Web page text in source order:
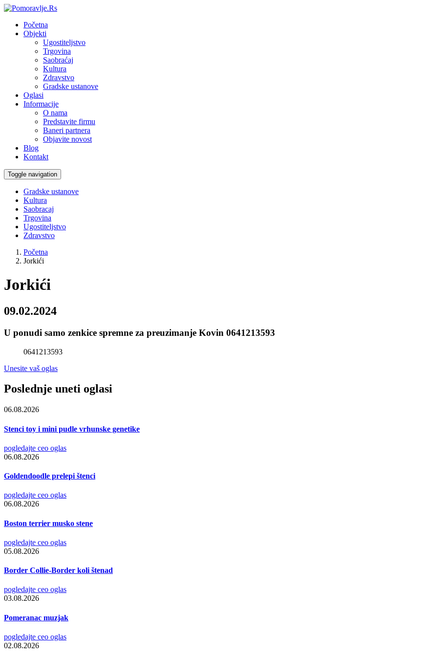
Početna
Objekti
Ugostiteljstvo
Trgovina
Saobraćaj
Kultura
Zdravstvo
Gradske ustanove
Oglasi
Informacije
O nama
Predstavite firmu
Baneri partnera
Objavite novost
Blog
Kontakt
Toggle navigation
Gradske ustanove
Kultura
Saobracaj
Trgovina
Ugostiteljstvo
Zdravstvo
Početna
Jorkići
Jorkići
09.02.2024
U ponudi samo zenkice spremne za preuzimanje Kovin 0641213593
0641213593
Unesite vaš oglas
Poslednje uneti oglasi
06.08.2026
Stenci toy i mini pudle vrhunske genetike
pogledajte ceo oglas
06.08.2026
Goldendoodle prelepi štenci
pogledajte ceo oglas
06.08.2026
Boston terrier musko stene
pogledajte ceo oglas
05.08.2026
Border Collie-Border koli štenad
pogledajte ceo oglas
03.08.2026
Pomeranac muzjak
pogledajte ceo oglas
02.08.2026